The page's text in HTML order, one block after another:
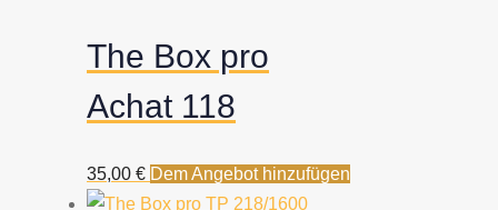
The Box pro
Achat 118
35,00 € Dem Angebot hinzufügen